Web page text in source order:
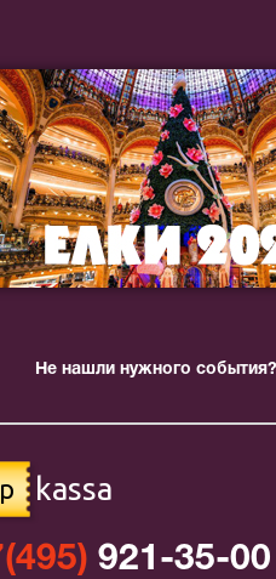
Не нашли нужного события?
kassa
921-35-00